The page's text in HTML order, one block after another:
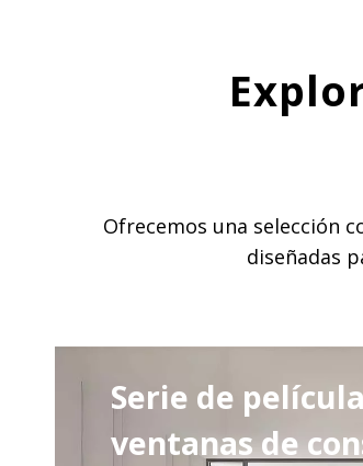
Ofrecemos una selección
diseñadas
Serie de
ventanas de